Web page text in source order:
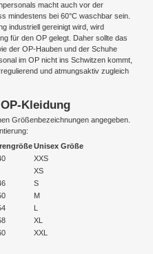
macht auch vor der
mindestens bei 60°C waschbar sein.
industriell gereinigt wird, wird
für den OP gelegt. Daher sollte das
der OP-Hauben und der Schuhe
im OP nicht ins Schwitzen kommt,
und atmungsaktiv zugleich
Kleidung
Größenbezeichnungen angegeben.
Unisex Größe
XXS
XS
S
M
XL
XXL